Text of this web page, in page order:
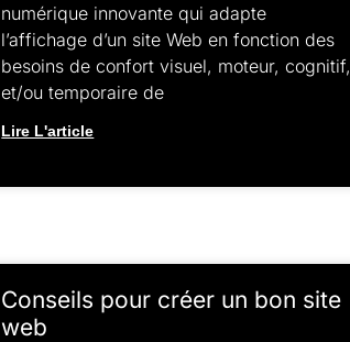
numérique innovante qui adapte
l’affichage d’un site Web en fonction des
besoins de confort visuel, moteur, cognitif,
et/ou temporaire de
Lire L'article
Conseils pour créer un bon site
web